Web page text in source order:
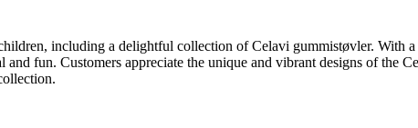
including a delightful collection of Celavi gummistøvler. With
fun. Customers appreciate the unique and vibrant designs of the